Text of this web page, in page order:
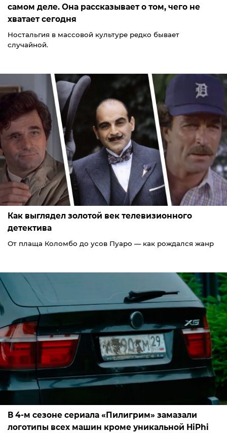
самом деле. Она рассказывает о том, чего не
хватает сегодня
Ностальгия в массовой культуре редко бывает
случайной.
Как выглядел золотой век телевизионного
детектива
От плаща Коломбо до усов Пуаро — как рождался жанр
В 4-м сезоне сериала «Пилигрим» замазали
логотипы всех машин кроме уникальной HiPhi